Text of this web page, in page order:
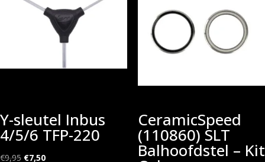
Y-sleutel Inbus
4/5/6 TFP-220
€9,95 Oorspronkelijke
€7,50Huidige
CeramicSpeed
(110860) SLT
Balhoofdstel – Kit